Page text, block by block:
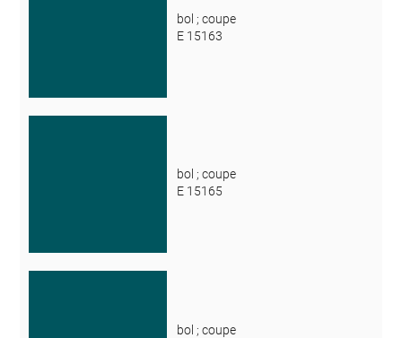
bol ; coupe
E 15163
bol ; coupe
E 15165
bol ; coupe